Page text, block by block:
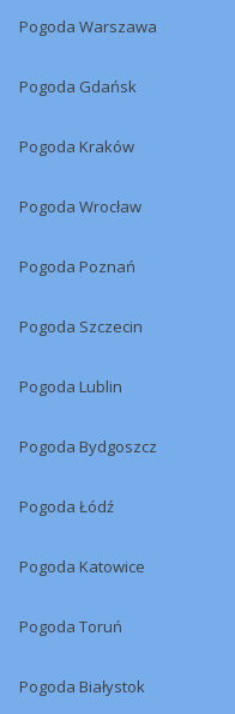
Pogoda Warszawa
Pogoda Gdańsk
Pogoda Kraków
Pogoda Wrocław
Pogoda Poznań
Pogoda Szczecin
Pogoda Lublin
Pogoda Bydgoszcz
Pogoda Łódź
Pogoda Katowice
Pogoda Toruń
Pogoda Białystok